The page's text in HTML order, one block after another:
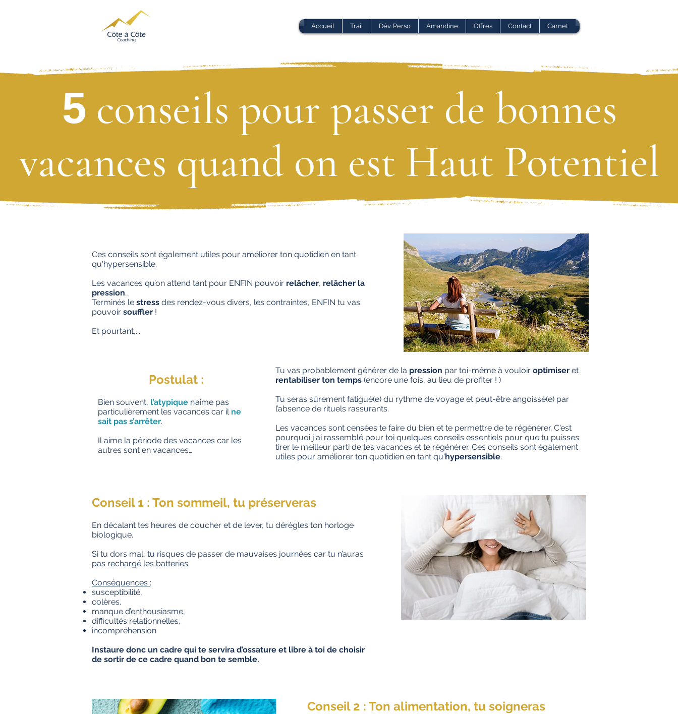
Accueil Trail Dév. Perso Amandine Offres Contact Carnet
5 conseils pour passer de bonnes
vacances quand on est Haut Potentiel
Ces conseils sont également utiles pour améliorer ton quotidien en tant
qu'hypersensible.
Les vacances qu’on attend tant pour ENFIN pouvoir relâcher, relâcher la
pression…
Terminés le stress des rendez-vous divers, les contraintes, ENFIN tu vas
pouvoir souffler !
Et pourtant,...
Postulat :
Bien souvent, l’atypique n’aime pas
particulièrement les vacances car il ne
sait pas s’arrêter.
Il aime la période des vacances car les
autres sont en vacances…
Tu vas probablement générer de la pression par toi-même à vouloir optimiser et
rentabiliser ton temps (encore une fois, au lieu de profiter ! )
Tu seras sûrement fatigué(e) du rythme de voyage et peut-être angoissé(e) par
l’absence de rituels rassurants.
Les vacances sont censées te faire du bien et te permettre de te régénérer. C'est
pourquoi j'ai rassemblé pour toi quelques conseils essentiels pour que tu puisses
tirer le meilleur parti de tes vacances et te régénérer. Ces conseils sont également
utiles pour améliorer ton quotidien en tant qu'hypersensible.
Conseil 1 : Ton sommeil, tu préserveras
En décalant tes heures de coucher et de lever, tu dérègles ton horloge
biologique.
Si tu dors mal, tu risques de passer de mauvaises journées car tu n’auras
pas rechargé les batteries.
Conséquences :
susceptibilité,
colères,
manque d’enthousiasme,
difficultés relationnelles,
incompréhension
Instaure donc un cadre qui te servira d’ossature et libre à toi de choisir
de sortir de ce cadre quand bon te semble.
Conseil 2 : Ton alimentation, tu soigneras